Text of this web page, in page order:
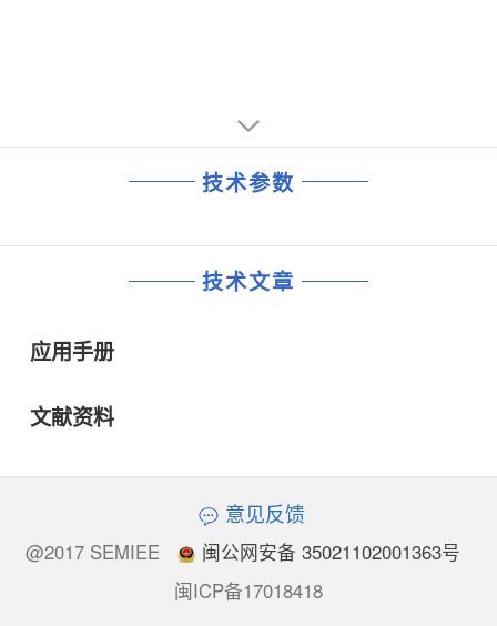
技术参数
技术文章
应用手册
文献资料
意见反馈
@2017 SEMIEE
闽公网安备 35021102001363号
闽ICP备17018418